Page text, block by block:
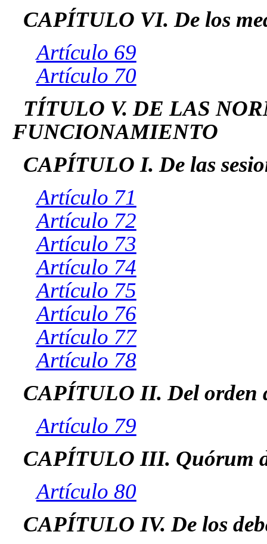
CAPÍTULO VI. De los
Artículo 69
Artículo 70
TÍTULO V. DE LAS
FUNCIONAMIENTO
CAPÍTULO I. De las
Artículo 71
Artículo 72
Artículo 73
Artículo 74
Artículo 75
Artículo 76
Artículo 77
Artículo 78
CAPÍTULO II. Del orden
Artículo 79
CAPÍTULO III. Quórum
Artículo 80
CAPÍTULO IV. De los